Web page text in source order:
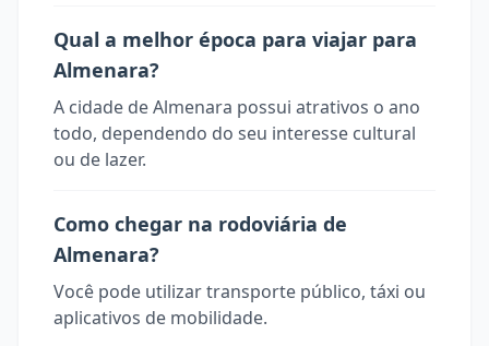
Qual a melhor época para viajar para
Almenara?
A cidade de Almenara possui atrativos o ano
todo, dependendo do seu interesse cultural
ou de lazer.
Como chegar na rodoviária de
Almenara?
Você pode utilizar transporte público, táxi ou
aplicativos de mobilidade.